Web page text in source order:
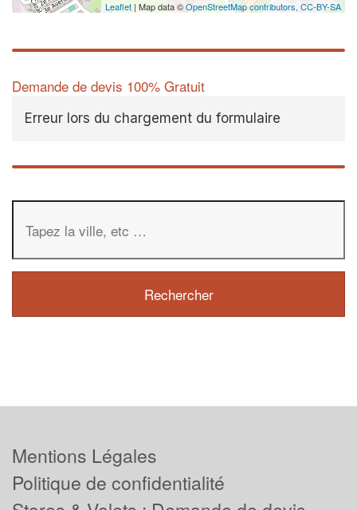
Leaflet | Map data ©OpenStreetMap contributors, CC-BY-SA
Demande de devis 100% Gratuit
Erreur lors du chargement du formulaire
Mentions Légales
Politique de confidentialité